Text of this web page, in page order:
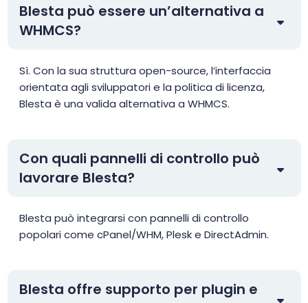
Blesta può essere un’alternativa a
WHMCS?
Sì. Con la sua struttura open-source, l’interfaccia
orientata agli sviluppatori e la politica di licenza,
Blesta è una valida alternativa a WHMCS.
Con quali pannelli di controllo può
lavorare Blesta?
Blesta può integrarsi con pannelli di controllo
popolari come cPanel/WHM, Plesk e DirectAdmin.
Blesta offre supporto per plugin e